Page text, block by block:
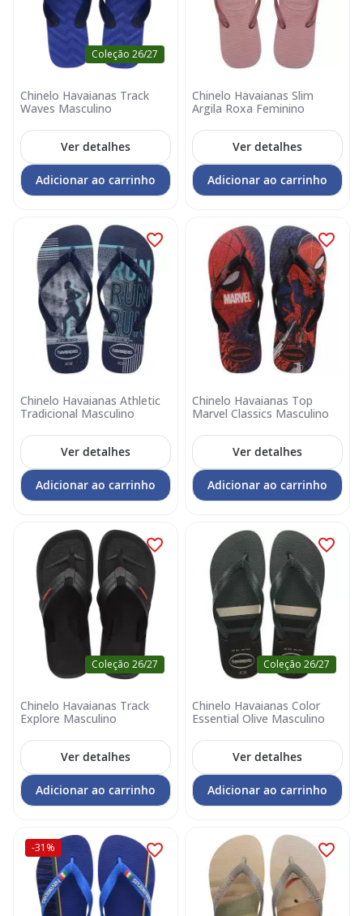
Coleção 26/27
Chinelo Havaianas Track
Waves Masculino
Ver detalhes
Adicionar ao carrinho
Chinelo Havaianas Slim
Argila Roxa Feminino
Ver detalhes
Adicionar ao carrinho
Chinelo Havaianas Athletic
Tradicional Masculino
Ver detalhes
Adicionar ao carrinho
Chinelo Havaianas Top
Marvel Classics Masculino
Ver detalhes
Adicionar ao carrinho
Coleção 26/27
Chinelo Havaianas Track
Explore Masculino
Ver detalhes
Adicionar ao carrinho
Coleção 26/27
Chinelo Havaianas Color
Essential Olive Masculino
Ver detalhes
Adicionar ao carrinho
-31%